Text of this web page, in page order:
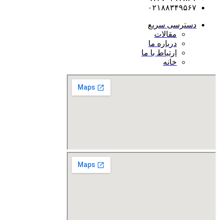
۰۲۱۸۸۳۴۹۵۶۷
دسترسی سریع
مقالات
درباره ما
ارتباط با ما
خانه